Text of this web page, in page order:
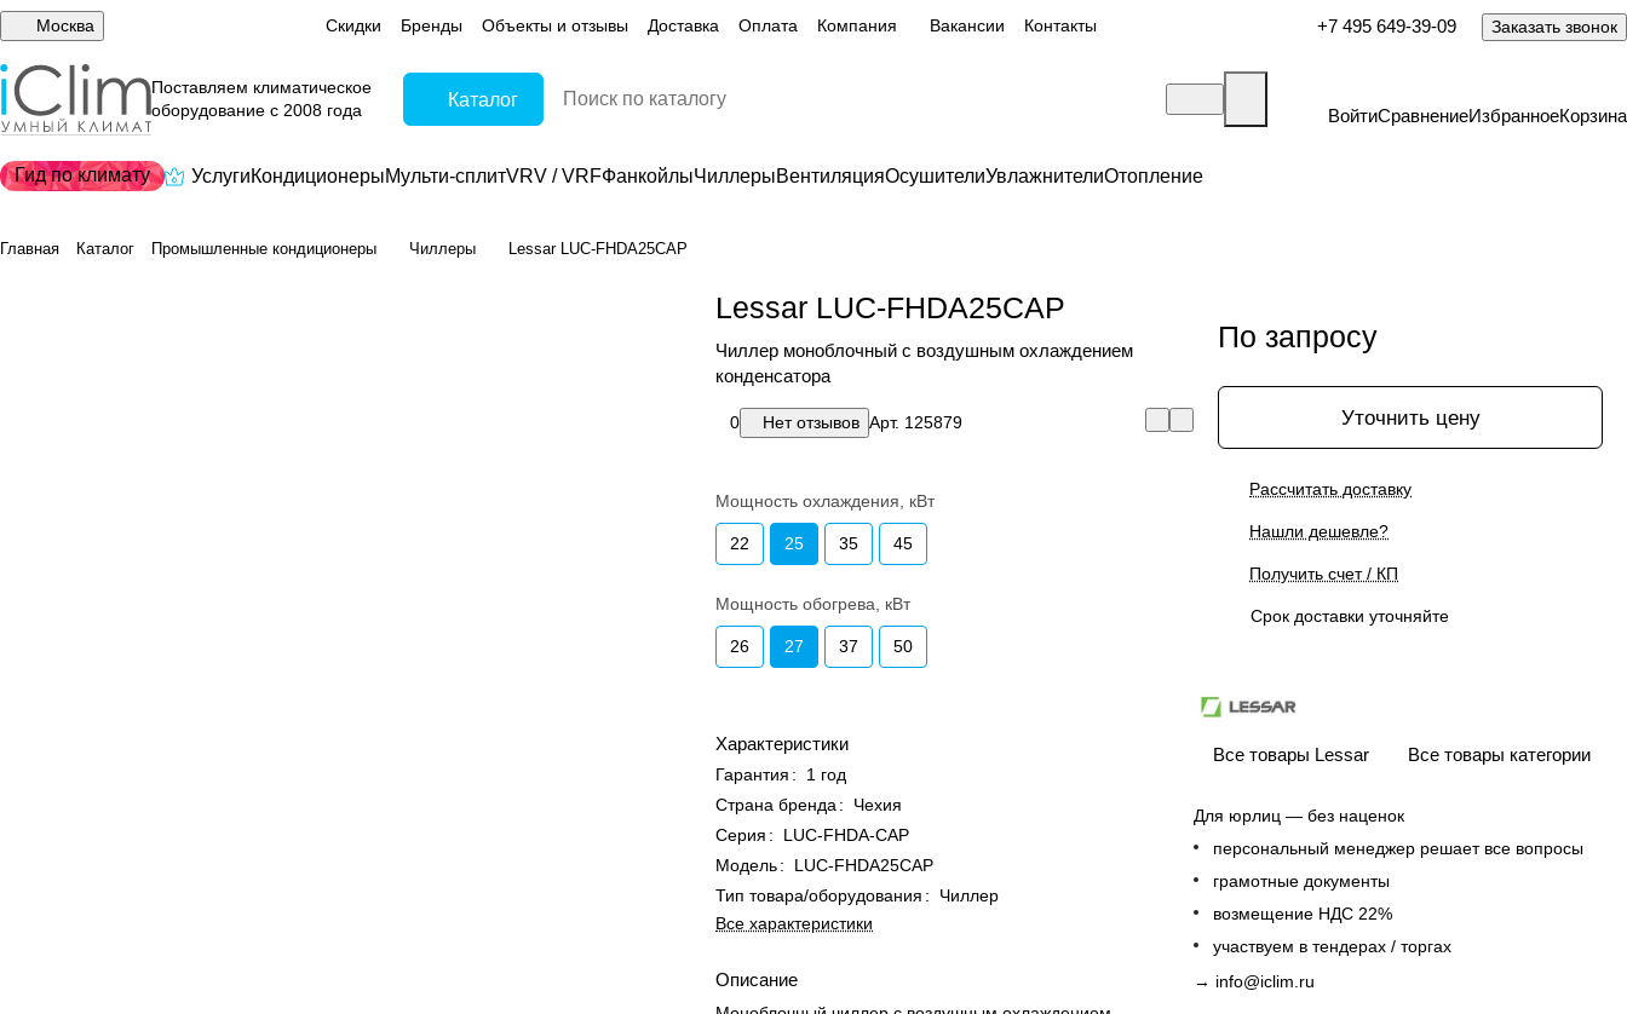
Москва Скидки Бренды Объекты и отзывы Доставка Оплата Компания Вакансии Контакты +7 495 649-39-09 Заказать звонок
Поставляем климатическое
оборудование с 2008 года
Каталог
ВойтиСравнениеИзбранноеКорзина
Гид по климату УслугиКондиционерыМульти-сплитVRV / VRFФанкойлыЧиллерыВентиляцияОсушителиУвлажнителиОтопление
Главная Каталог Промышленные кондиционеры Чиллеры Lessar LUC-FHDA25СAP
Lessar LUC-FHDA25СAP
Чиллер моноблочный с воздушным охлаждением
конденсатора
0 Нет отзывов Арт. 125879
Мощность охлаждения, кВт
22 25 35 45
Мощность обогрева, кВт
26 27 37 50
Характеристики
Гарантия :
1 год
Страна бренда :
Чехия
Серия :
LUC-FHDA-CAP
Модель:
LUC-FHDA25СAP
Тип товара/оборудования :
Чиллер
Все характеристики
Описание
По запросу
Уточнить цену
Рассчитать доставку
Нашли дешевле?
Получить счет / КП
Срок доставки уточняйте
Все товары Lessar Все товары категории
Для юрлиц — без наценок
персональный менеджер решает все вопросы
грамотные документы
возмещение НДС 22%
участвуем в тендерах / торгах
→ info@iclim.ru